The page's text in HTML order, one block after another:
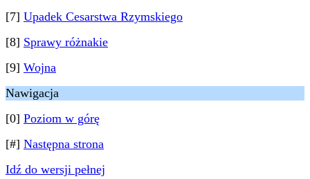
[7] Upadek Cesarstwa Rzymskiego
[8] Sprawy różnakie
[9] Wojna
Nawigacja
[0] Poziom w górę
[#] Następna strona
Idź do wersji pełnej